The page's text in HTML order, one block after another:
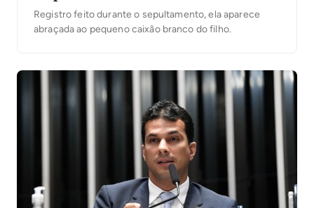
Registro feito durante o sepultamento, ela aparece
abraçada ao pequeno caixão branco do filho.